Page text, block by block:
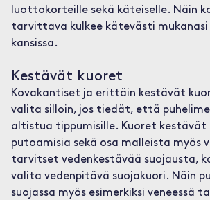
luottokorteille sekä käteiselle. Näin
tarvittava kulkee kätevästi mukanasi
kansissa.
Kestävät kuoret
Kovakantiset ja erittäin kestävät
valita silloin, jos tiedät, että
altistua tippumisille. Kuoret kestävät
putoamisia sekä osa malleista myös
tarvitset vedenkestävää suojausta,
valita vedenpitävä suojakuori. Näin
suojassa myös esimerkiksi veneessä